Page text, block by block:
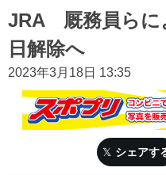
JRA 厩務員らに
日解除へ
2023年3月18日 13:35
シェアす